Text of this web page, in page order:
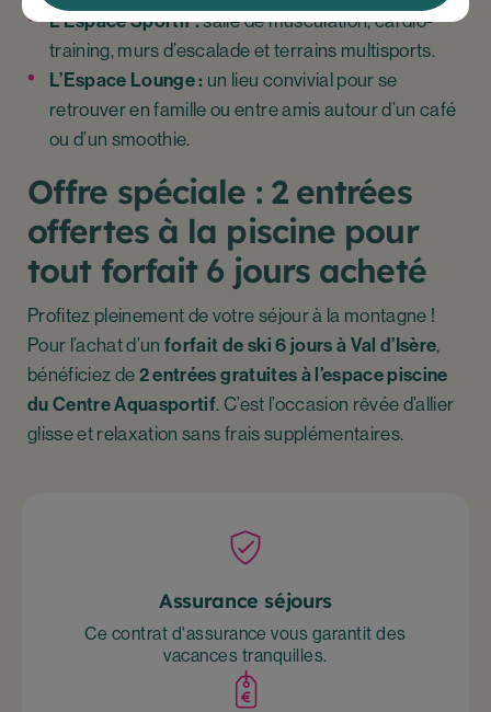
L’Espace Sportif :salle de musculation, cardio-
training, murs d’escalade et terrains multisports.
L’Espace Lounge : un lieu convivial pour se
retrouver en famille ou entre amis autour d’un café
ou d’un smoothie.
Offre spéciale : 2 entrées
offertes à la piscine pour
tout forfait 6 jours acheté
Profitez pleinement de votre séjour à la montagne !
Pour l’achat d’unforfait de ski 6 jours à Val d’Isère,
bénéficiez de 2 entrées gratuites à l’espace piscine
du Centre Aquasportif. C’est l’occasion rêvée d’allier
glisse et relaxation sans frais supplémentaires.
Assurance séjours
Ce contrat d'assurance vous garantit des
vacances tranquilles.